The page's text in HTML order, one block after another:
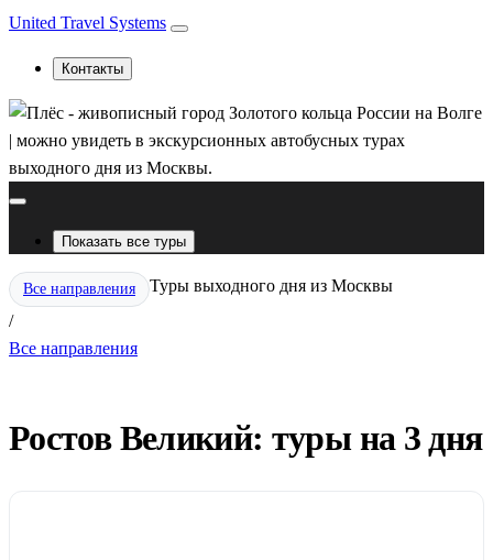
United Travel Systems
Контакты
Показать все туры
Все направления
/
Туры выходного дня из Москвы
Все направления
Ростов Великий: туры на 3 дня